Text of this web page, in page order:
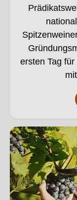
ersten Tag
Bio Betriebe.